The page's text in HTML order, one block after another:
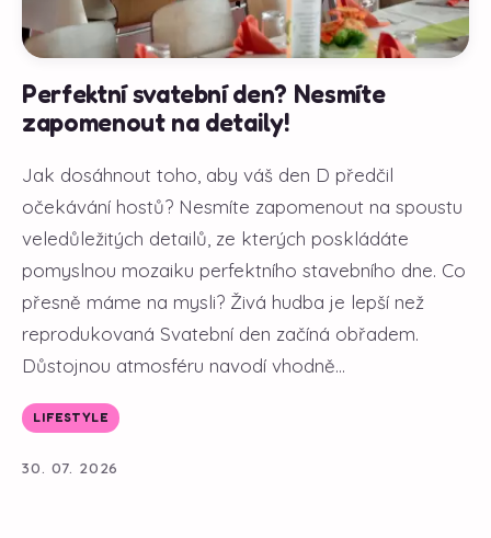
Perfektní svatební den? Nesmíte
zapomenout na detaily!
Jak dosáhnout toho, aby váš den D předčil
očekávání hostů? Nesmíte zapomenout na spoustu
veledůležitých detailů, ze kterých poskládáte
pomyslnou mozaiku perfektního stavebního dne. Co
přesně máme na mysli? Živá hudba je lepší než
reprodukovaná Svatební den začíná obřadem.
Důstojnou atmosféru navodí vhodně...
LIFESTYLE
30. 07. 2026